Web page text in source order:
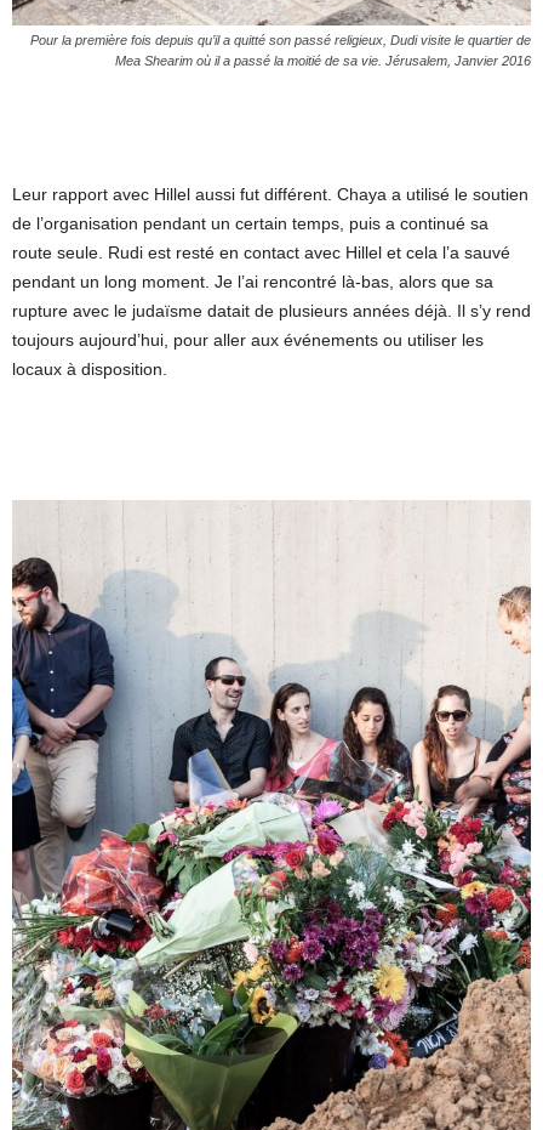
Pour la première fois depuis qu’il a quitté son passé religieux, Dudi visite le quartier de
Mea Shearim où il a passé la moitié de sa vie. Jérusalem, Janvier 2016
Leur rapport avec Hillel aussi fut différent. Chaya a utilisé le soutien
de l’organisation pendant un certain temps, puis a continué sa
route seule. Rudi est resté en contact avec Hillel et cela l’a sauvé
pendant un long moment. Je l’ai rencontré là-bas, alors que sa
rupture avec le judaïsme datait de plusieurs années déjà. Il s’y rend
toujours aujourd’hui, pour aller aux événements ou utiliser les
locaux à disposition.